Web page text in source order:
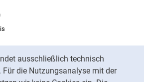
ausschließlich technisch
Für die Nutzungsanalyse mit der